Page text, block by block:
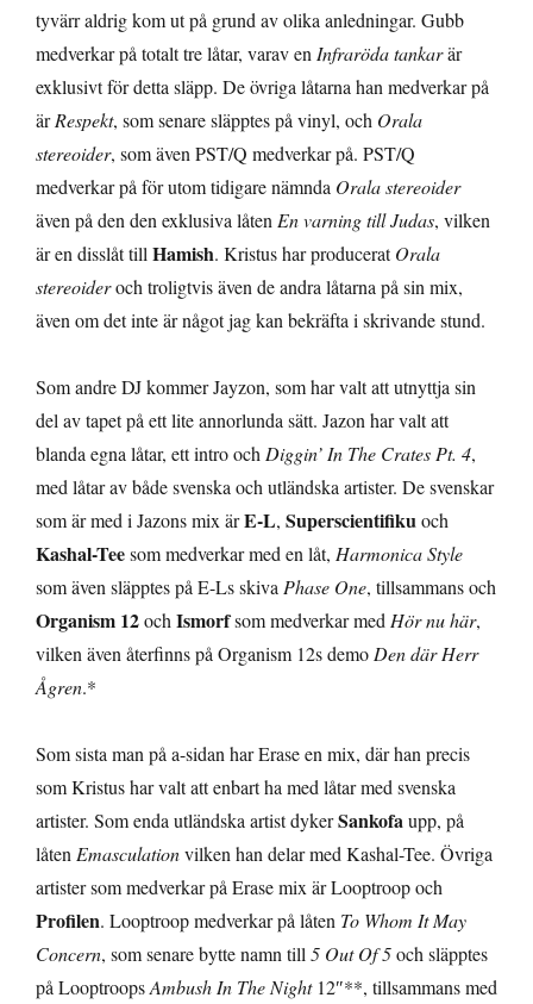
tyvärr aldrig kom ut på grund av olika anledningar. Gubb
medverkar på totalt tre låtar, varav en Infraröda tankarär
exklusivt för detta släpp. De övriga låtarna han medverkar på
ärRespekt, som senare släpptes på vinyl, och Orala
stereoider, som även PST/Q medverkar på. PST/Q
medverkar på för utom tidigare nämnda Orala stereoider
även på den den exklusiva låten En varning till Judas, vilken
är en disslåt till Hamish. Kristus har produceratOrala
stereoideroch troligtvis även de andra låtarna på sin mix,
även om det inte är något jag kan bekräfta i skrivande stund.
Som andre DJ kommer Jayzon, som har valt att utnyttja sin
del av tapet på ett lite annorlunda sätt. Jazon har valt att
blanda egna låtar, ett intro och Diggin’ In The Crates Pt. 4,
med låtar av både svenska och utländska artister. De svenskar
som är med i Jazons mix ärE-L, Superscientifiku och
Kashal-Teesom medverkar med en låt, Harmonica Style
som även släpptes på E-Ls skiva Phase One, tillsammans och
Organism 12och Ismorfsom medverkar med Hör nu här,
vilken även återfinns på Organism 12s demo Den där Herr
Ågren.*
Som sista man på a-sidan har Erase en mix, där han precis
som Kristus har valt att enbart ha med låtar med svenska
artister. Som enda utländska artist dykerSankofa upp, på
låten Emasculationvilken han delar med Kashal-Tee. Övriga
artister som medverkar på Erase mix är Looptroop och
Profilen. Looptroop medverkar på låten To Whom It May
Concern, som senare bytte namn till 5 Out Of 5och släpptes
på LooptroopsAmbush In The Night12″**, tillsammans med